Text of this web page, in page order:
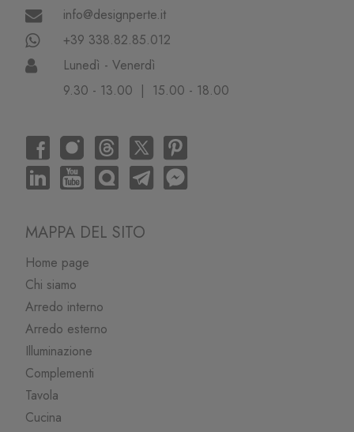
info@designperte.it
+39 338.82.85.012
Lunedì - Venerdì
9.30 - 13.00 | 15.00 - 18.00
MAPPA DEL SITO
Home page
Chi siamo
Arredo interno
Arredo esterno
Illuminazione
Complementi
Tavola
Cucina